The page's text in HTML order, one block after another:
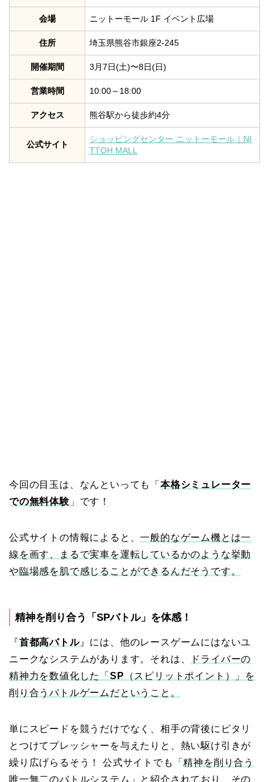
会場 ニットーモール 1F イベント広場
住所 埼玉県熊谷市銀座2-245
開催期間 3月7日(土)〜8日(日)
営業時間 10:00～18:00
アクセス 熊谷駅から徒歩約4分
公式サイト
ショッピングセンター ニットーモール｜NI
TTOH MALL
今回の目玉は、なんといっても「 本格シミュレーター
での無料体験」です！
公式サイトの情報によると、一般的なゲーム機とは一
線を画す、まるで実車を運転しているかのような挙動
や臨場感を肌で感じることができるんだそうです。
精神を削り合う「SPバトル」を体感！
『首都高バトル』には、他のレースゲームにはないユ
ニークなシステムがあります。それは、
ドライバーの
精神力を数値化した「 SP （スピリットポイント）」を
削り合うバトルゲームだということ。
単にスピードを競うだけでなく、相手の背後にピタリ
とつけてプレッシャーを与えたりと、熱い駆け引きが
繰り広げらるそう！ 公式サイトでも「精神を削り合う
唯一無二のバトルシステム 」と紹介されており、その